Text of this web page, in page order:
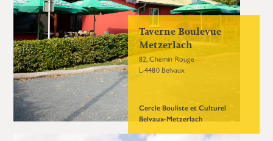
Taverne Boulevue
Metzerlach
82, Chemin Rouge
L-4480 Belvaux
Cercle Bouliste et Culturel
Belvaux-Metzerlach